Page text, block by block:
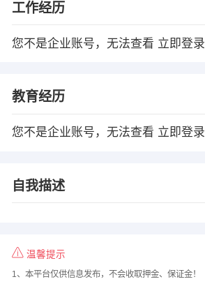
工作经历
您不是企业账号，无法查看 立即登录
教育经历
您不是企业账号，无法查看 立即登录
自我描述
温馨提示
1、本平台仅供信息发布，不会收取押金、保证金！